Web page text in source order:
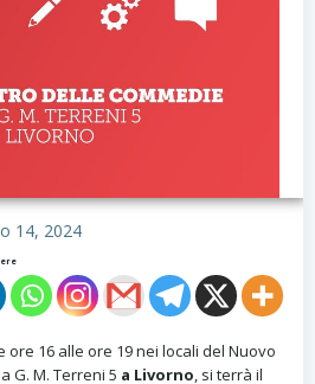
14, 2024
ore 16 alle ore 19 nei locali del Nuovo
G. M. Terreni 5 a Livorno, si terrà il